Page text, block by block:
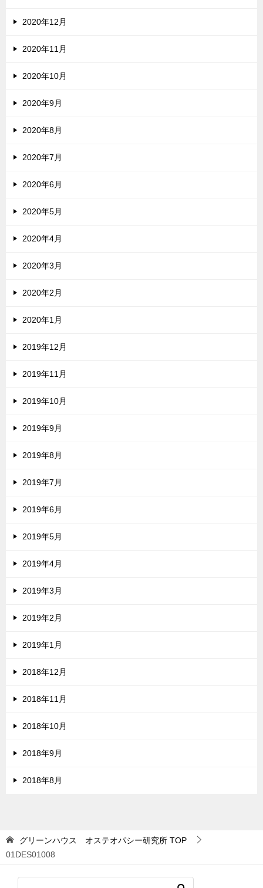
2020年12月
2020年11月
2020年10月
2020年9月
2020年8月
2020年7月
2020年6月
2020年5月
2020年4月
2020年3月
2020年2月
2020年1月
2019年12月
2019年11月
2019年10月
2019年9月
2019年8月
2019年7月
2019年6月
2019年5月
2019年4月
2019年3月
2019年2月
2019年1月
2018年12月
2018年11月
2018年10月
2018年9月
2018年8月
グリーンハウス オステオパシー研究所 TOP
01DES01008